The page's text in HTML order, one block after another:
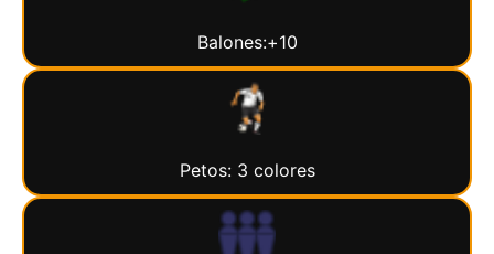
Balones:+10
Petos: 3 colores